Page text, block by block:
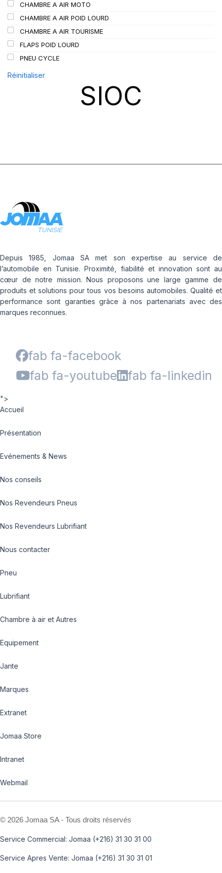
SPEEDWAYS (64)
STICA (3)
TIGAR (24)
CHAMBRE A AIR MOTO
CHAMBRE A AIR POID LOURD
CHAMBRE A AIR TOURISME
FLAPS POID LOURD
PNEU CYCLE
Réinitialiser
SIOC
Depuis 1985, Jomaa SA met son expertise au service de
l’automobile en Tunisie. Proximité, fiabilité et innovation sont au
cœur de notre mission. Nous proposons une large gamme de
produits et solutions pour tous vos besoins automobiles. Qualité et
performance sont garanties grâce à nos partenariats avec des
marques reconnues.
fab fa-facebook
fab fa-youtube
fab fa-linkedin
">
Accueil
Présentation
Evénements & News
Nos conseils
Nos Revendeurs Pneus
Nos Revendeurs Lubrifiant
Nous contacter
Pneu
Lubrifiant
Chambre à air et Autres
Equipement
Jante
Marques
Extranet
Jomaa Store
Intranet
Webmail
© 2026 Jomaa SA - Tous droits réservés
Service Commercial: Jomaa (+216) 31 30 31 00
Service Apres Vente: Jomaa (+216) 31 30 31 01